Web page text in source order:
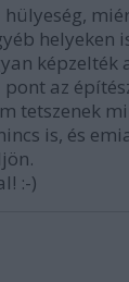
helyeken
képzelték
az
tetszenek
is, és
:-)